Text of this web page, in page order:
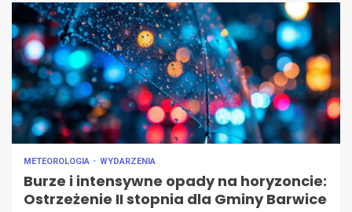
METEOROLOGIA WYDARZENIA
Burze i intensywne opady na horyzoncie:
Ostrzeżenie II stopnia dla Gminy Barwice